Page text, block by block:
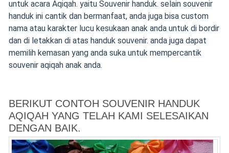
untuk acara Aqiqah. yaitu Souvenir handuk. selain souvenir
handuk ini cantik dan bermanfaat, anda juga bisa custom
nama atau karakter lucu kesukaan anak anda untuk di bordir
dan di letakkan di atas handuk souvenir. anda juga dapat
memilih kemasan yang anda suka untuk mempercantik
souvenir aqiqah anak anda.
BERIKUT CONTOH SOUVENIR HANDUK
AQIQAH YANG TELAH KAMI SELESAIKAN
DENGAN BAIK.